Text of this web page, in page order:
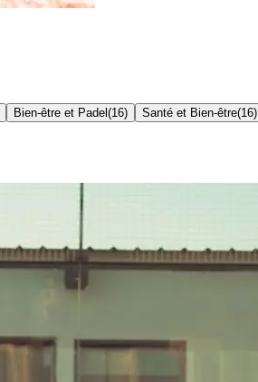
Bien-être et Padel (16) Santé et Bien-être(16)